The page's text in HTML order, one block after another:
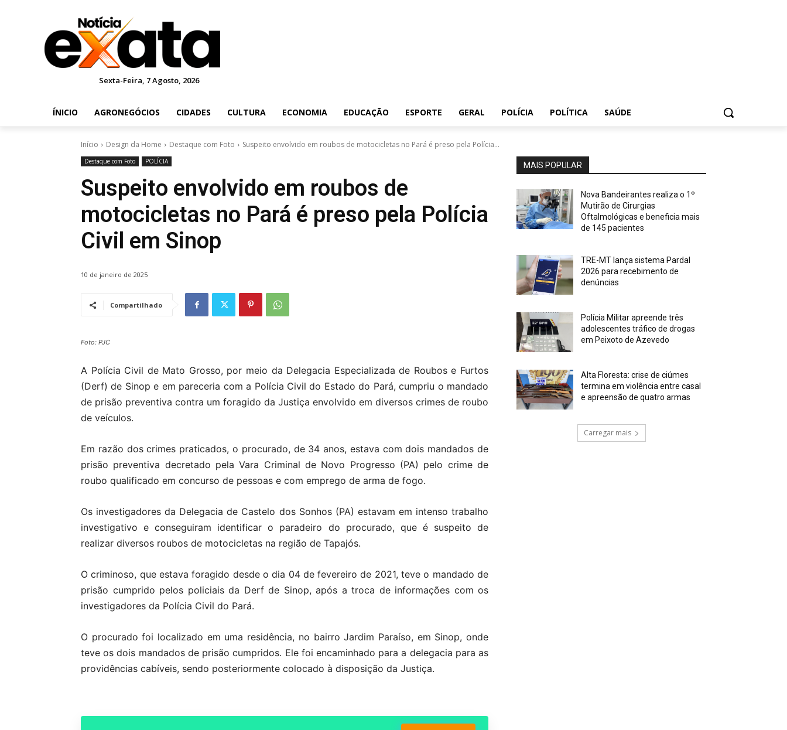
Sexta-Feira, 7 Agosto, 2026
ÍNICIO AGRONEGÓCIOS CIDADES CULTURA ECONOMIA EDUCAÇÃO ESPORTE GERAL POLÍCIA POLÍTICA SAÚDE
Início Design da Home Destaque com Foto Suspeito envolvido em roubos de motocicletas no Pará é preso pela Polícia...
Destaque com Foto POLÍCIA
Suspeito envolvido em roubos de
motocicletas no Pará é preso pela Polícia
Civil em Sinop
10 de janeiro de 2025
Compartilhado
Foto: PJC
A Polícia Civil de Mato Grosso, por meio da Delegacia Especializada de Roubos e Furtos
(Derf) de Sinop e em pareceria com a Polícia Civil do Estado do Pará, cumpriu o mandado
de prisão preventiva contra um foragido da Justiça envolvido em diversos crimes de roubo
de veículos.
Em razão dos crimes praticados, o procurado, de 34 anos, estava com dois mandados de
prisão preventiva decretado pela Vara Criminal de Novo Progresso (PA) pelo crime de
roubo qualificado em concurso de pessoas e com emprego de arma de fogo.
Os investigadores da Delegacia de Castelo dos Sonhos (PA) estavam em intenso trabalho
investigativo e conseguiram identificar o paradeiro do procurado, que é suspeito de
realizar diversos roubos de motocicletas na região de Tapajós.
O criminoso, que estava foragido desde o dia 04 de fevereiro de 2021, teve o mandado de
prisão cumprido pelos policiais da Derf de Sinop, após a troca de informações com os
investigadores da Polícia Civil do Pará.
O procurado foi localizado em uma residência, no bairro Jardim Paraíso, em Sinop, onde
teve os dois mandados de prisão cumpridos. Ele foi encaminhado para a delegacia para as
providências cabíveis, sendo posteriormente colocado à disposição da Justiça.
MAIS POPULAR
Nova Bandeirantes realiza o 1º
Mutirão de Cirurgias
Oftalmológicas e beneficia mais
de 145 pacientes
TRE-MT lança sistema Pardal
2026 para recebimento de
denúncias
Polícia Militar apreende três
adolescentes tráfico de drogas
em Peixoto de Azevedo
Alta Floresta: crise de ciúmes
termina em violência entre casal
e apreensão de quatro armas
Carregar mais